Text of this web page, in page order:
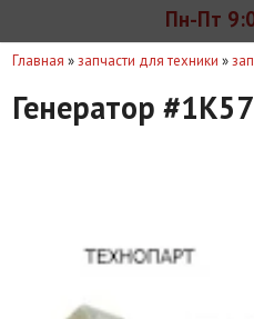
Пн-Пт
Главная »запчасти для техники »
Генератор